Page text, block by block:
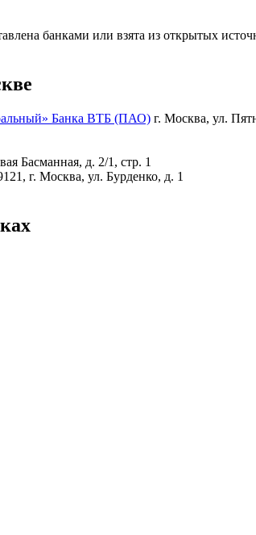
банками или взята из открытых
Банка ВТБ (ПАО) г. Москва, ул.
Басманная, д. 2/1, стр. 1
г. Москва, ул. Бурденко, д. 1